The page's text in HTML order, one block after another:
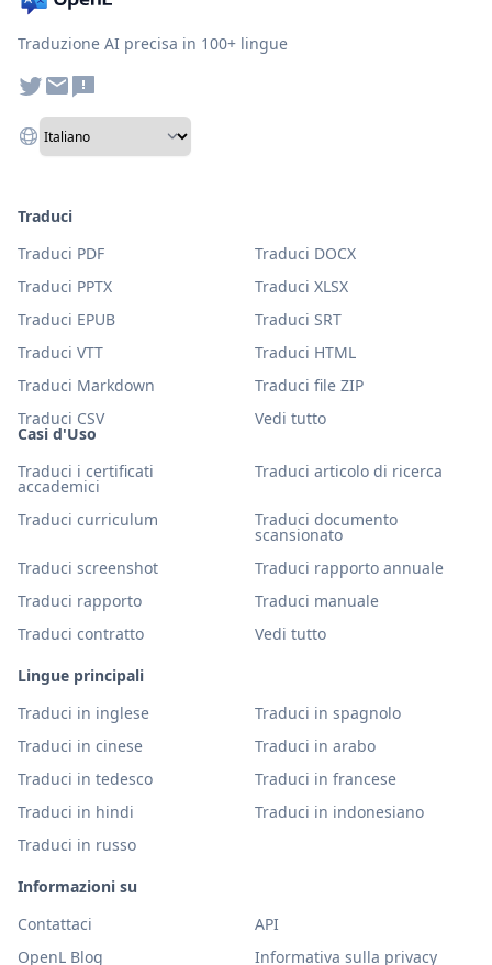
Traduzione AI precisa in 100+ lingue
Casi d'Uso
Traduci i certificati
accademici
Traduci articolo di ricerca
Traduci curriculum Traduci documento
scansionato
Traduci screenshot
Traduci rapporto annuale
Traduci rapporto
Traduci manuale
Traduci contratto
Vedi tutto
Lingue principali
Traduci in inglese
Traduci in spagnolo
Traduci in cinese
Traduci in arabo
Traduci in tedesco
Traduci in francese
Traduci in hindi
Traduci in indonesiano
Traduci in russo
Traduci
Traduci PDF
Traduci DOCX
Traduci PPTX
Traduci XLSX
Traduci EPUB
Traduci SRT
Traduci VTT
Traduci HTML
Traduci Markdown
Traduci file ZIP
Traduci CSV
Vedi tutto
Informazioni su
Contattaci
API
OpenL Blog
Informativa sulla privacy